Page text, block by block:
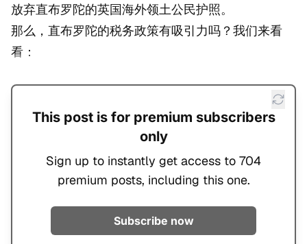
放弃直布罗陀的英国海外领土公民护照。
那么，直布罗陀的税务政策有吸引力吗？我们来看
看：
This post is for premium subscribers
only
Sign up to instantly get access to 704
premium posts, including this one.
Subscribe now